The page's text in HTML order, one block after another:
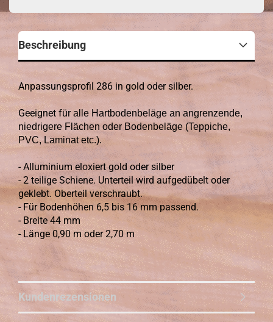
Beschreibung
Anpassungsprofil 286 in gold oder silber.
Geeignet für alle Hartbodenbeläge an angrenzende,
niedrigere Flächen oder Bodenbeläge (Teppiche,
PVC, Laminat etc.).
- Alluminium eloxiert gold oder silber
- 2 teilige Schiene. Unterteil wird aufgedübelt oder
geklebt. Oberteil verschraubt.
- Für Bodenhöhen 6,5 bis 16 mm passend.
- Breite 44 mm
- Länge 0,90 m oder 2,70 m
Kundenrezensionen